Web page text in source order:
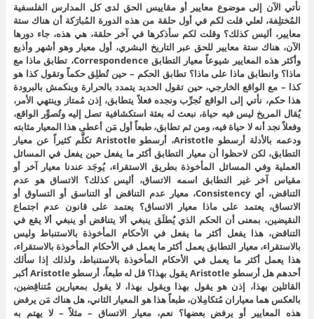
نأتي الآن إلى موضوع معايير أو مقاييس الحق لدى كل المدارس الفلسفية
المُختلِفة، لعلي قلت لكم في أول حلقة من هذه الدورة المُبارَكة أن هناك ستة
معايير، أليس كذلك؟ وقلت لكم سأذكرها في آخر حلقة، هي هذه، جاء دورها
الآن، هناك ستة معايير للحق عبر التاريخ البشري، أول معيار وهو أشهر وأذيع
وأكثر هذه المعايير شيوعاً معيار التطابق Correspondence، تطابق ماذا مع
ماذا؟ وانطابق ماذا على ماذا؟ تطابق الحكم – حين تُطلِق حكماً وتقول كذا هو
كذا – مع الواقع الخارجي، حين تقول الحديد يتمدد بالحرارة وينكمش بالبرودة
هذا حكم، نأتي إلى الواقع نُجرِّب ونجده فعلاً يتطابق، إذن مُمتاز وينتهي الأمر،
يُقال المريخ ليس فيه حياة، نبعث له بعثة استكشافية تصل إليه وتُصوِّر الواقع،
وفعلاً نجد أنه لا حياة فيه، ومن ثم تطابق، طبعاً أول مَن أعطى هذا المعيار مثابته
ودعمه بالأدلة أرسطو Aristotle، أرسطو Aristotle تكلَّم كثيراً عن معيار
التطابق، لكن لاحظوا أن معيار التطابق أكثر ما يفعل حين يفعل في المسائل
العملية وفي المسائل المأخوذة بطريق الاستقراء، يُوجَد عندنا معيار آخر أو
مقياس آخر غير التطابق اسمه الاتساق، أليس كذلك؟ الاتساق هو عدم
التناقض، أي Consistency، معيار عدم التناقض أو التناسق أو التساوق أو
الاتساق، يعتمد على ماذا معيار الاتساق؟ يعتمد على قانون عدم اجتماع
النقيضين، بمعنى أن الحكم الذي يُطلَق ينبغي ألا يتناقض أو ينبغي ألا يقع في
التناقض، هذا يفعل أكثر ما يفعل في الأحكام المأخوذة بالاستنباط وليس
بالاستقراء، معيار التطابق يعمل أكثر ما يعمل في الأحكام المأخوذة بالاستقراء،
هذا يعمل أكثر ما يعمل في الأحكام المأخوذة بالاستنباط، ولذلك إذا سألك
أحدهم هل أرسطو Aristotle يقول بهذا؟ قل له طبعاً، أرسطو Aristotle أكبر
القائلين بهذا، إذن هو يقول بهذا ويقول بهذا، لا يقول بمعيارين مُتناقِضين،
بالعكس هما معياران مُتكامِلان، طبعاً هذا هو المعيار الثاني، هل هناك مَن يرفض
هذه المعايير أو يرفض بعضها؟ نعم، معيار الاتساق – مثلاً – لا يهتم به